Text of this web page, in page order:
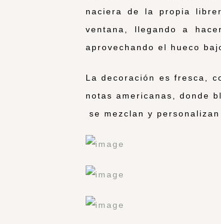
naciera de la propia
ventana, llegando a
aprovechando el hueco
La decoración es fresca,
notas americanas, donde
se mezclan y